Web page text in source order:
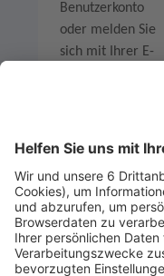
Benutzerkonto
oder melden Sie
sich mit Ihrer E-
Legen Sie zum